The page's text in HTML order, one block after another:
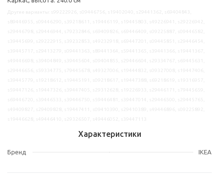
Характеристики
Бренд IKEA